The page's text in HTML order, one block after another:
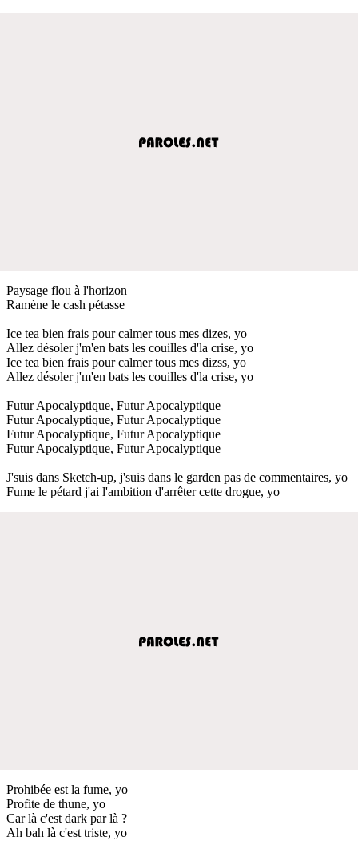
Paysage flou à l'horizon
Ramène le cash pétasse
Ice tea bien frais pour calmer tous mes dizes, yo
Allez désoler j'm'en bats les couilles d'la crise, yo
Ice tea bien frais pour calmer tous mes dizss, yo
Allez désoler j'm'en bats les couilles d'la crise, yo
Futur Apocalyptique, Futur Apocalyptique
Futur Apocalyptique, Futur Apocalyptique
Futur Apocalyptique, Futur Apocalyptique
Futur Apocalyptique, Futur Apocalyptique
J'suis dans Sketch-up, j'suis dans le garden pas de commentaires, yo
Fume le pétard j'ai l'ambition d'arrêter cette drogue, yo
Prohibée est la fume, yo
Profite de thune, yo
Car là c'est dark par là ?
Ah bah là c'est triste, yo